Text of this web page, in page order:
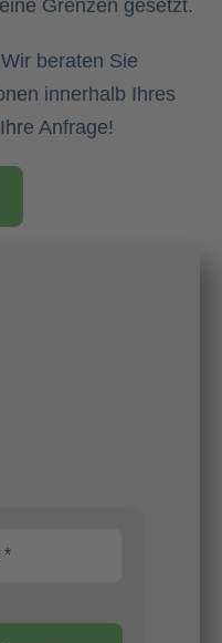
Grenzen gesetzt.
beraten Sie
innerhalb Ihres
Anfrage!